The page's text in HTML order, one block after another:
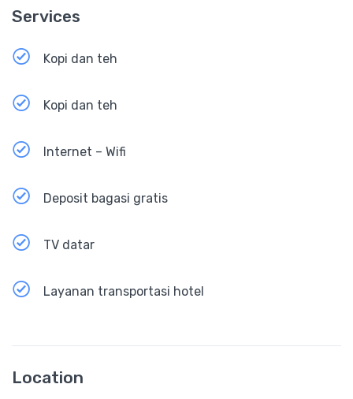
Services
Kopi dan teh
Kopi dan teh
Internet – Wifi
Deposit bagasi gratis
TV datar
Layanan transportasi hotel
Location